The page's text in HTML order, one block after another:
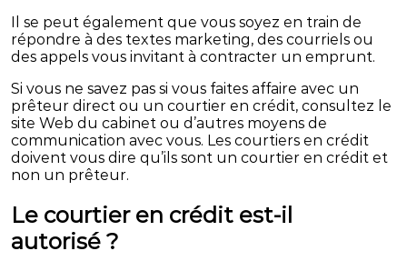
Il se peut également que vous soyez en train de
répondre à des textes marketing, des courriels ou
des appels vous invitant à contracter un emprunt.
Si vous ne savez pas si vous faites affaire avec un
prêteur direct ou un courtier en crédit, consultez le
site Web du cabinet ou d’autres moyens de
communication avec vous. Les courtiers en crédit
doivent vous dire qu’ils sont un courtier en crédit et
non un prêteur.
Le courtier en crédit est-il
autorisé ?